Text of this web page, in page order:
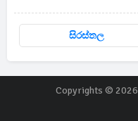
සිරස්තල
Copyrights © 2026